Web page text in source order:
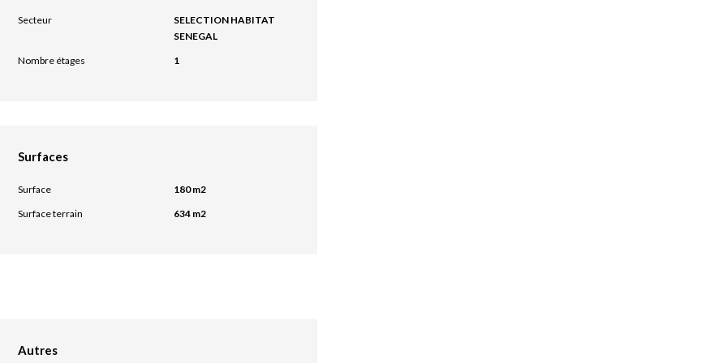
Secteur
SELECTION HABITAT
SENEGAL
Nombre étages
1
Surfaces
Surface
180 m2
Surface terrain
634 m2
Autres